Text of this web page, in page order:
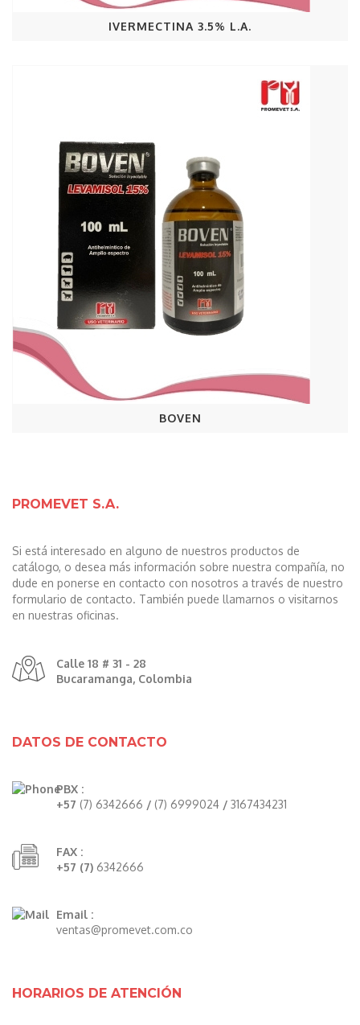
IVERMECTINA 3.5% L.A.
BOVEN
PROMEVET S.A.
Si está interesado en alguno de nuestros productos de
catálogo, o desea más información sobre nuestra compañía, no
dude en ponerse en contacto con nosotros a través de nuestro
formulario de contacto. También puede llamarnos o visitarnos
en nuestras oficinas.
Calle 18 # 31 - 28
Bucaramanga, Colombia
DATOS DE CONTACTO
PBX :
+57 (7) 6342666 / (7) 6999024 / 3167434231
FAX :
+57 (7) 6342666
Email :
ventas@promevet.com.co
HORARIOS DE ATENCIÓN